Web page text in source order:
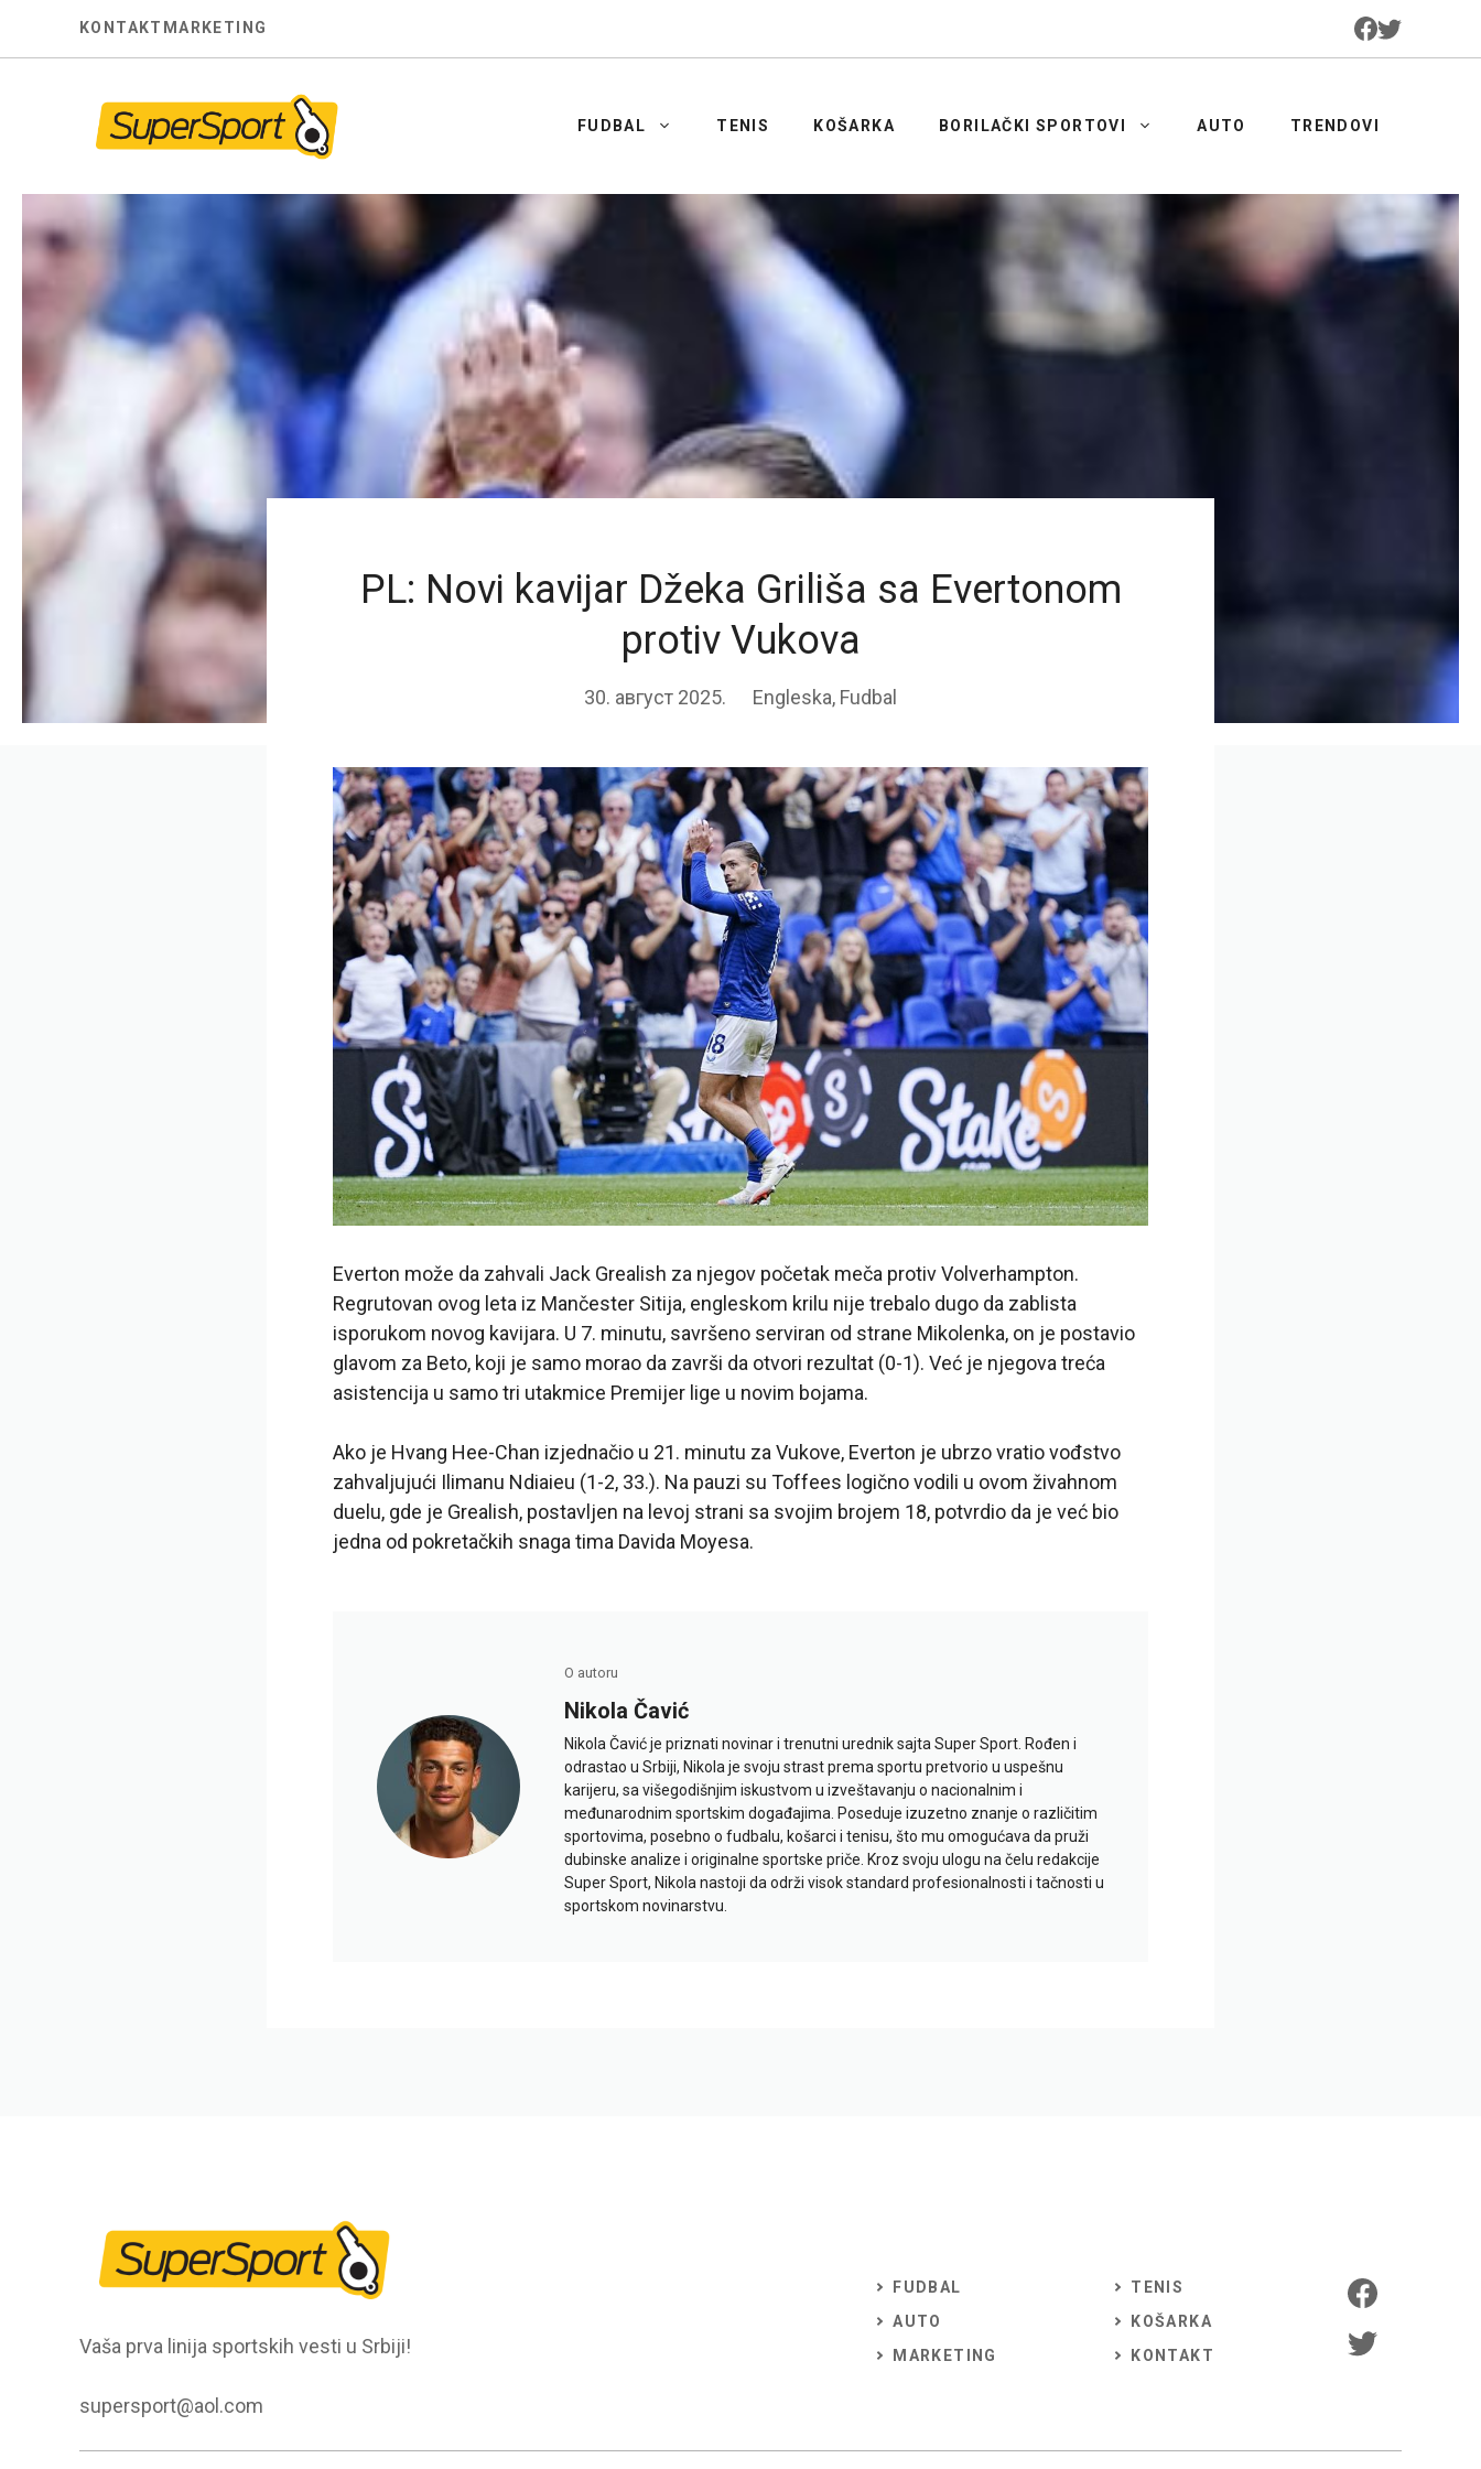
KONTAKT MARKETING
FUDBAL TENIS KOŠARKA BORILAČKI SPORTOVI AUTO TRENDOVI
PL: Novi kavijar Džeka Griliša sa Evertonom
protiv Vukova
30. август 2025. Engleska, Fudbal
Everton može da zahvali Jack Grealish za njegov početak meča protiv Volverhampton.
Regrutovan ovog leta iz Mančester Sitija, engleskom krilu nije trebalo dugo da zablista
isporukom novog kavijara. U 7. minutu, savršeno serviran od strane Mikolenka, on je postavio
glavom za Beto, koji je samo morao da završi da otvori rezultat (0-1). Već je njegova treća
asistencija u samo tri utakmice Premijer lige u novim bojama.
Ako je Hvang Hee-Chan izjednačio u 21. minutu za Vukove, Everton je ubrzo vratio vođstvo
zahvaljujući Ilimanu Ndiaieu (1-2, 33.). Na pauzi su Toffees logično vodili u ovom živahnom
duelu, gde je Grealish, postavljen na levoj strani sa svojim brojem 18, potvrdio da je već bio
jedna od pokretačkih snaga tima Davida Moyesa.
O autoru
Nikola Čavić
Nikola Čavić je priznati novinar i trenutni urednik sajta Super Sport. Rođen i
odrastao u Srbiji, Nikola je svoju strast prema sportu pretvorio u uspešnu
karijeru, sa višegodišnjim iskustvom u izveštavanju o nacionalnim i
međunarodnim sportskim događajima. Poseduje izuzetno znanje o različitim
sportovima, posebno o fudbalu, košarci i tenisu, što mu omogućava da pruži
dubinske analize i originalne sportske priče. Kroz svoju ulogu na čelu redakcije
Super Sport, Nikola nastoji da održi visok standard profesionalnosti i tačnosti u
sportskom novinarstvu.
Vaša prva linija sportskih vesti u Srbiji!
supersport@aol.com
FUDBAL
AUTO
MARKETING
TENIS
KOŠARKA
KONTAKT